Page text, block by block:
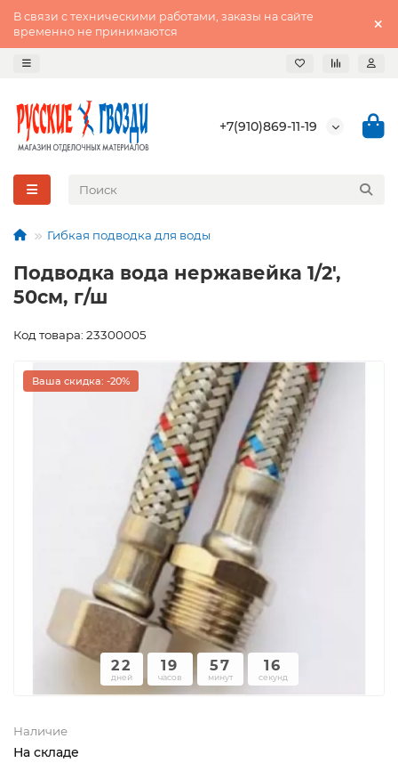
В связи с техническими работами, заказы на сайте
временно не принимаются
+7(910)869-11-19
Гибкая подводка для воды
Подводка вода нержавейка 1/2',
50см, г/ш
Код товара: 23300005
Ваша скидка: -20%
22
дней
19
часов
57
минут
16
секунд
Наличие
На складе